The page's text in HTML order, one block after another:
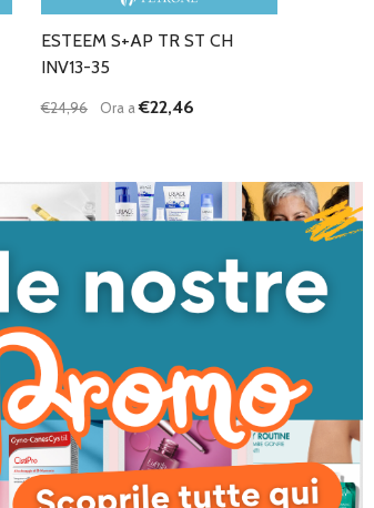
ESTEEM S+AP TR ST CH
INV13-35
€24,96 Ora a€22,46